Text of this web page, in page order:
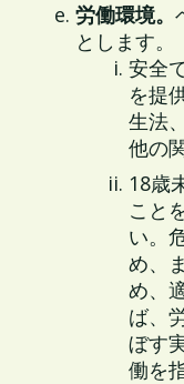
労働環境。
とします。
安全
を提
生法
他の
18歳
こと
い。
め、
め、
ば、
ぼす
働を